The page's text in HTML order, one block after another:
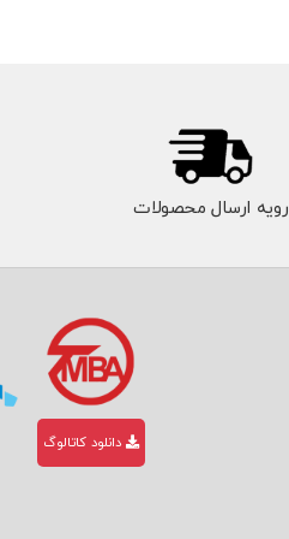
رویه ارسال محصولات
دانلود کاتالوگ